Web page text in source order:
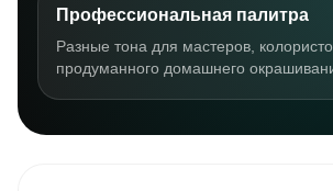
Профессиональная палитра
Разные тона для мастеров,
продуманного домашнего